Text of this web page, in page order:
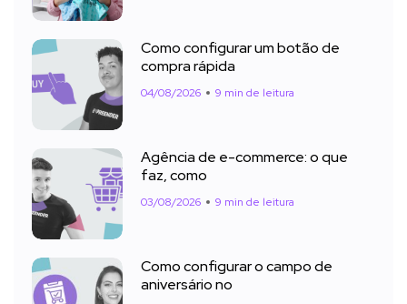
Como configurar um botão de
compra rápida
04/08/2026 9 min de leitura
Agência de e-commerce: o que
faz, como
03/08/2026 9 min de leitura
Como configurar o campo de
aniversário no